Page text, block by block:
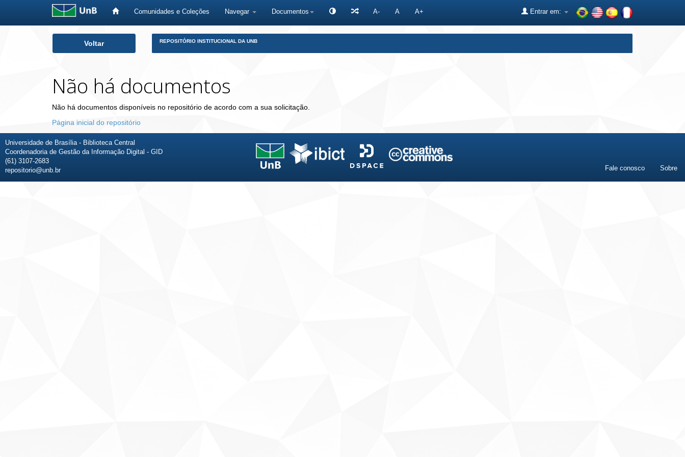
Comunidades e Coleções Navegar Documentos A- A A+ Entrar em:
Voltar REPOSITÓRIO INSTITUCIONAL DA UNB
Não há documentos
Não há documentos disponíveis no repositório de acordo com a sua solicitação.
Página inicial do repositório
Universidade de Brasília - Biblioteca Central
Coordenadoria de Gestão da Informação Digital - GID
(61) 3107-2683
repositorio@unb.br
Fale conosco Sobre